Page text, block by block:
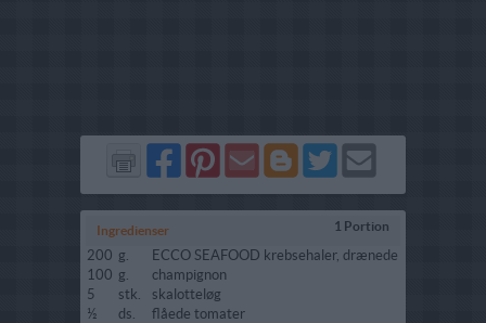
Del
på
Facebook
Del
på
Pinterest
Send
via
GMail
Del
på
Blogger
Del
på
Twitter
Send
Ingredienser 1 Portion
200 g.
ECCO SEAFOOD krebsehaler, drænede
100 g.
champignon
5
stk.
skalotteløg
½
ds.
flåede tomater